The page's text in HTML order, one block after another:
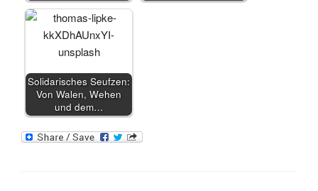
Solidarisches Seufzen:
Von Walen, Wehen
und dem…